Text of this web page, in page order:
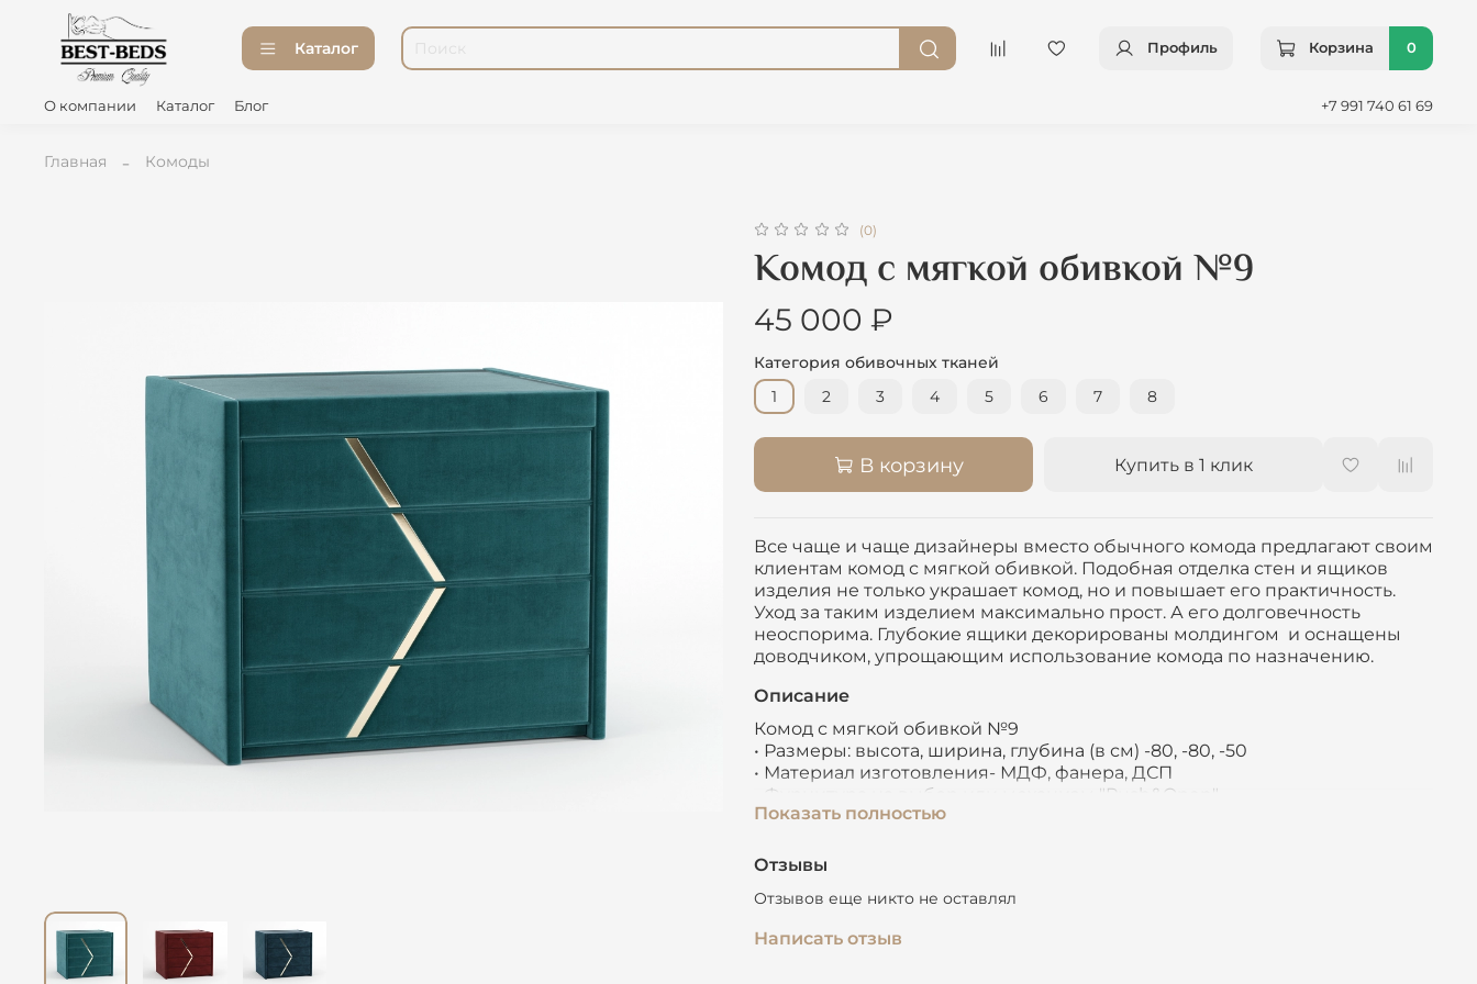
Каталог Профиль Корзина 0
О компании Каталог Блог +7 991 740 61 69
Главная Комоды
(0)
Комод с мягкой обивкой №9
45 000 ₽
Категория обивочных тканей
1
2 3 4 5 6 7 8
В корзину Купить в 1 клик
Все чаще и чаще дизайнеры вместо обычного комода предлагают своим
клиентам комод с мягкой обивкой. Подобная отделка стен и ящиков
изделия не только украшает комод, но и повышает его практичность.
Уход за таким изделием максимально прост. А его долговечность
неоспорима. Глубокие ящики декорированы молдингом и оснащены
доводчиком, упрощающим использование комода по назначению.
Описание
Комод с мягкой обивкой №9
• Размеры: высота, ширина, глубина (в см) -80, -80, -50
• Материал изготовления- МДФ, фанера, ДСП
• Фурнитура на выбор или механизм "Push&Open"
• Более 1000 вариантов тканей для обивки повышенной
• Цвет: на выбор заказчика (по индивидуальному проекту)
• Производитель: Мебельная фабрика Best-Beds
• Срок изготовления мебели для спальни 15 рабочих дней
• Гарантийный срок 5 лет
Показать полностью
Отзывы
Отзывов еще никто не оставлял
Написать отзыв